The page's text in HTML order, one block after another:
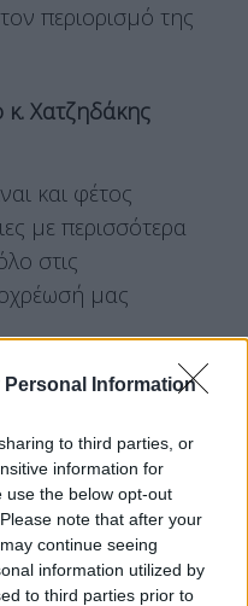
Personal Information
to third parties, or
information for
use the below opt-out
note that after your
continue seeing
information utilized by
to third parties prior to
περιορισμό της
κ. Χατζηδάκης
και φέτος
με περισσότερα
στις
μας
η πρόταση
χώρος για
τη
των άλλων, δεν θα
με το ξεπάγωμα των
2022 έχουν δοθεί
με 1,3 μισθούς.